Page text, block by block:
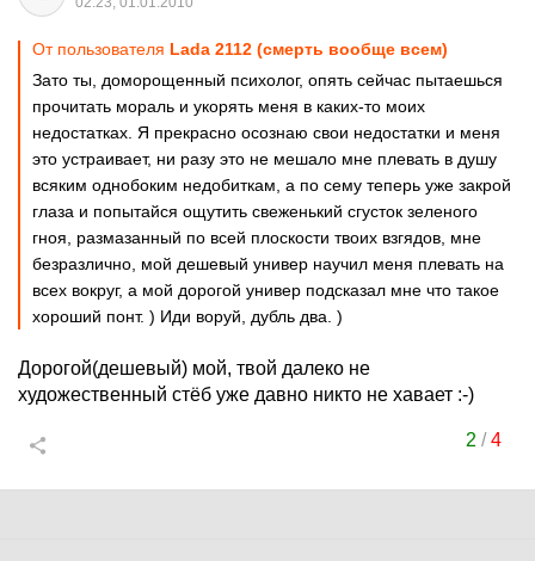
От пользователя Lada 2112 (смерть вообще всем)
Зато ты, доморощенный психолог, опять сейчас пытаешься
прочитать мораль и укорять меня в каких-то моих
недостатках. Я прекрасно осознаю свои недостатки и меня
это устраивает, ни разу это не мешало мне плевать в душу
всяким однобоким недобиткам, а по сему теперь уже закрой
глаза и попытайся ощутить свеженький сгусток зеленого
гноя, размазанный по всей плоскости твоих взгядов, мне
безразлично, мой дешевый универ научил меня плевать на
всех вокруг, а мой дорогой универ подсказал мне что такое
хороший понт. ) Иди воруй, дубль два. )
Дорогой(дешевый) мой, твой далеко не
художественный стёб уже давно никто не хавает :-)
2 /4